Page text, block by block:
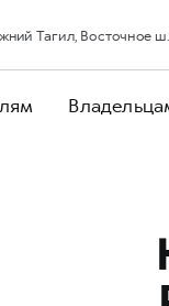
Тагил, Восточное